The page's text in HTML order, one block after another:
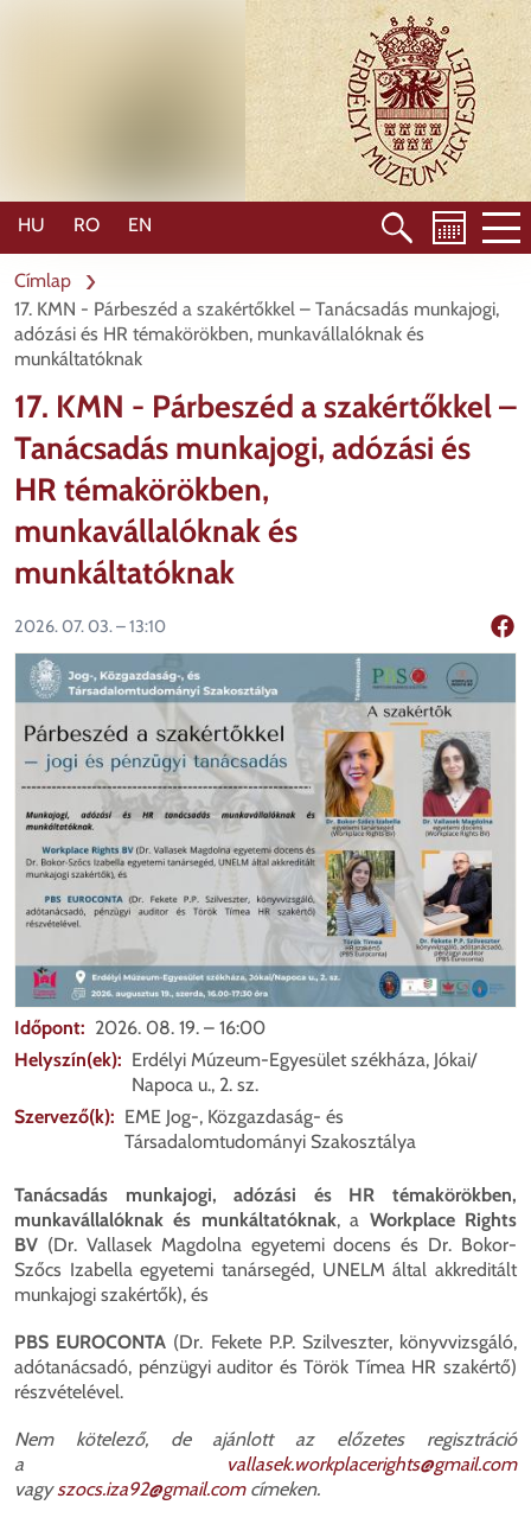
HU RO EN
Címlap
17. KMN - Párbeszéd a szakértőkkel – Tanácsadás munkajogi,
adózási és HR témakörökben, munkavállalóknak és
munkáltatóknak
17. KMN - Párbeszéd a szakértőkkel –
Tanácsadás munkajogi, adózási és
HR témakörökben,
munkavállalóknak és
munkáltatóknak
2026. 07. 03. – 13:10
Időpont
2026. 08. 19. – 16:00
Helyszín(ek)
Erdélyi Múzeum-Egyesület székháza, Jókai/
Napoca u., 2. sz.
Szervező(k)
EME Jog-, Közgazdaság- és
Társadalomtudományi Szakosztálya
Tanácsadás munkajogi, adózási és HR témakörökben,
munkavállalóknak és munkáltatóknak, a Workplace Rights
BV (Dr. Vallasek Magdolna egyetemi docens és Dr. Bokor-
Szőcs Izabella egyetemi tanársegéd, UNELM által akkreditált
munkajogi szakértők), és
PBS EUROCONTA (Dr. Fekete P.P. Szilveszter, könyvvizsgáló,
adótanácsadó, pénzügyi auditor és Török Tímea HR szakértő)
részvételével.
Nem kötelező, de ajánlott az előzetes regisztráció
a
vallasek.workplacerights@gmail.com
vagyszocs.iza92@gmail.comcímeken.